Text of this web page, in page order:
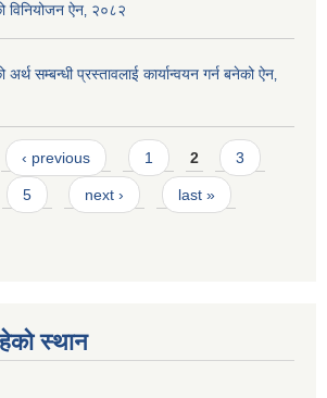
विनियोजन ऐन‚ २०८२
सम्बन्धी प्रस्तावलाई कार्यान्वयन गर्न बनेको ऐन‚
‹ previous 1 2 3
5 next › last »
स्थान